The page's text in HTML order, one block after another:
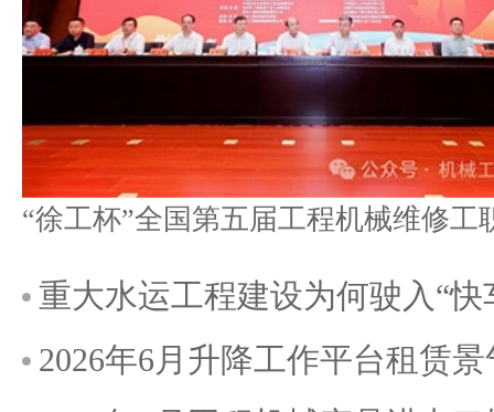
重大水运工程建设为何驶入“快
2026年6月升降工作平台租赁